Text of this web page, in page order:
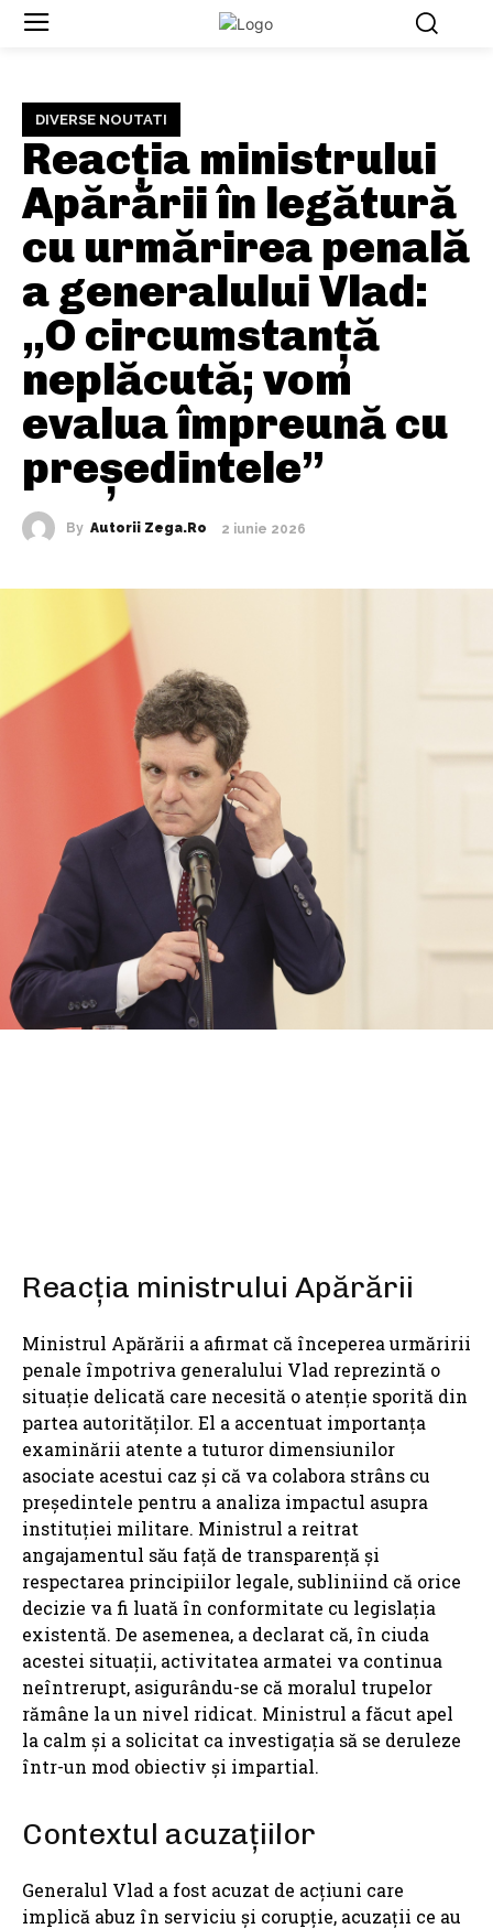
DIVERSE NOUTATI
Reacția ministrului
Apărării în legătură
cu urmărirea penală
a generalului Vlad:
„O circumstanță
neplăcută; vom
evalua împreună cu
președintele”
By Autorii Zega.ro 2 iunie 2026
Reacția ministrului Apărării
Ministrul Apărării a afirmat că începerea urmăririi
penale împotriva generalului Vlad reprezintă o
situație delicată care necesită o atenție sporită din
partea autorităților. El a accentuat importanța
examinării atente a tuturor dimensiunilor
asociate acestui caz și că va colabora strâns cu
președintele pentru a analiza impactul asupra
instituției militare. Ministrul a reitrat
angajamentul său față de transparență și
respectarea principiilor legale, subliniind că orice
decizie va fi luată în conformitate cu legislația
existentă. De asemenea, a declarat că, în ciuda
acestei situații, activitatea armatei va continua
neîntrerupt, asigurându-se că moralul trupelor
rămâne la un nivel ridicat. Ministrul a făcut apel
la calm și a solicitat ca investigația să se deruleze
într-un mod obiectiv și impartial.
Contextul acuzațiilor
Generalul Vlad a fost acuzat de acțiuni care
implică abuz în serviciu și corupție, acuzații ce au